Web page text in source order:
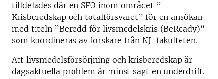
tilldelades där en SFO inom området ”
Krisberedskap och totalförsvaret” för en ansökan
med titeln ”Beredd för livsmedelskris (BeReady)”
som koordineras av forskare från NJ-fakulteten.
Att livsmedelsförsörjning och krisberedskap är
dagsaktuella problem är minst sagt en underdrift.